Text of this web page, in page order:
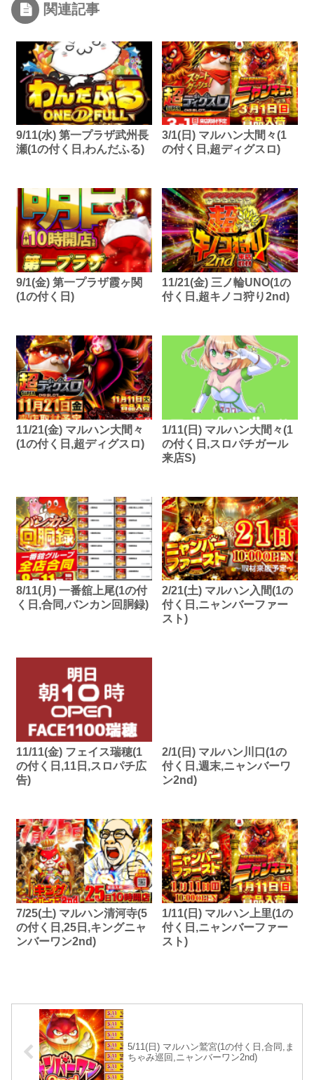
関連記事
9/11(水) 第一プラザ武州長
瀬(1の付く日,わんだふる)
3/1(日) マルハン大間々(1
の付く日,超ディグスロ)
9/1(金) 第一プラザ霞ヶ関
(1の付く日)
11/21(金) 三ノ輪UNO(1の
付く日,超キノコ狩り2nd)
11/21(金) マルハン大間々
(1の付く日,超ディグスロ)
1/11(日) マルハン大間々(1
の付く日,スロパチガール
来店S)
8/11(月) 一番舘上尾(1の付
く日,合同,バンカン回胴録)
2/21(土) マルハン入間(1の
付く日,ニャンバーファー
スト)
11/11(金) フェイス瑞穂(1
の付く日,11日,スロパチ広
告)
2/1(日) マルハン川口(1の
付く日,週末,ニャンバーワ
ン2nd)
7/25(土) マルハン清河寺(5
の付く日,25日,キングニャ
ンバーワン2nd)
1/11(日) マルハン上里(1の
付く日,ニャンバーファー
スト)
5/11(日) マルハン鷲宮(1の付く日,合同,ま
ちゃみ巡回,ニャンバーワン2nd)